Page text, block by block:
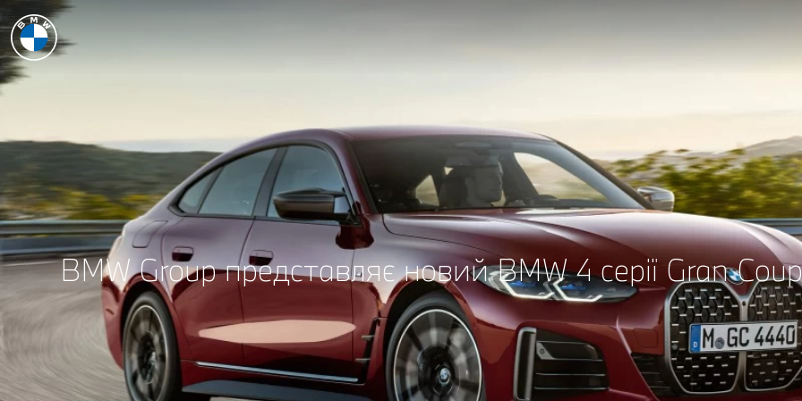
BMW Group представляє новий BMW 4 серії Gran